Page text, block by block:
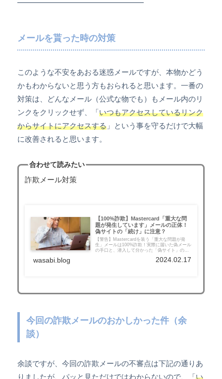
━━━━━━━━━━━━━━━━━
メールを貰った時の対策
このような不安をあおる迷惑メールですが、本物かどう
かもわからないと思う方もおられると思います。一番の
対策は、どんなメール（公式な物でも）もメール内のリ
ンクをクリックせず、「いつもアクセスしているリンク
からサイトにアクセスする 」という事を守るだけで大幅
に改善されると思います。
合わせて読みたい
詐欺メール対策
【100%詐欺】Mastercard「重大な問
題が発生しています」メールの正体！
偽サイトの「続け」に注意？
【警告】Mastercardを装う「重大な問題が発
生」メールは100%詐欺！実際に届いた偽メール
の手口と、潜入して分かった「偽サイト」の正
け方や、万が一入力してしまった時の最速対処
wasabi.blog 2024.02.17
今回の詐欺メールのおかしかった件（余
談）
余談ですが、今回の詐欺メールの不審点は下記の通りあ
りましたが、パッと見ただけではわからないので、「い